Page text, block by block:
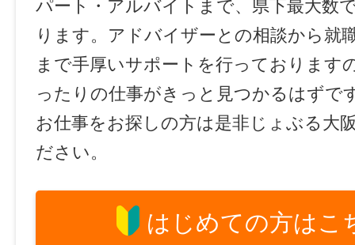
パート・アルバイトまで、県下最大数
ります。アドバイザーとの相談から就
まで手厚いサポートを行っております
ったりの仕事がきっと見つかるはずで
お仕事をお探しの方は是非じょぶる大
ださい。
はじめての方はこ